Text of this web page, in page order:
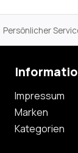
Persönlicher
Impressum
Marken
Kategorien